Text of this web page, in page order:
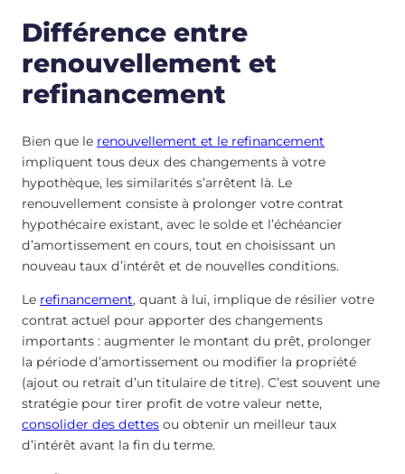
Différence entre
renouvellement et
refinancement
Bien que le renouvellement et le refinancement
impliquent tous deux des changements à votre
hypothèque, les similarités s’arrêtent là. Le
renouvellement consiste à prolonger votre contrat
hypothécaire existant, avec le solde et l’échéancier
d’amortissement en cours, tout en choisissant un
nouveau taux d’intérêt et de nouvelles conditions.
Le refinancement, quant à lui, implique de résilier votre
contrat actuel pour apporter des changements
importants : augmenter le montant du prêt, prolonger
la période d’amortissement ou modifier la propriété
(ajout ou retrait d’un titulaire de titre). C’est souvent une
stratégie pour tirer profit de votre valeur nette,
consolider des dettes ou obtenir un meilleur taux
d’intérêt avant la fin du terme.